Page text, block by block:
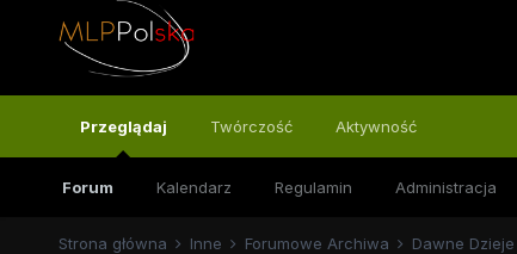
Przeglądaj
Forum Kalendarz Regulamin Administracja
Twórczość Aktywność
Strona główna Inne Forumowe Archiwa Dawne Dzieje